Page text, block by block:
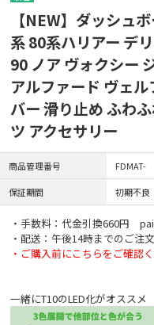
【NEW】ダッシュ
系 80系ハリアー デ
90 ノア ヴォクシー
アルファード ヴェ
バー 滑り止め ふわ
ツ アクセサリー
商品管理番号 FDMAT-
保証期間 初期不良
・手数料：代金引換660円
・配送：午後14時までのご注
・ご購入前にこちらをご確認
一緒にT10のLED化がオススメ